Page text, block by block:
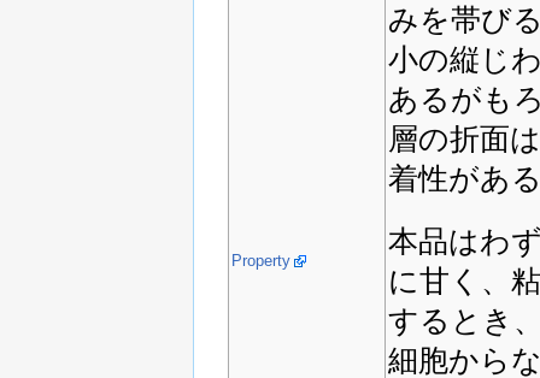
Property
みを帯び
小の縦じ
あるがも
層の折面
着性があ
本品はわ
に甘く、
するとき
細胞から